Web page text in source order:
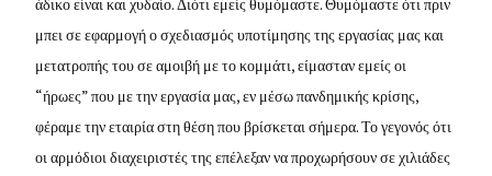
μπει σε εφαρμογή ο σχεδιασμός υποτίμησης της εργασίας μας και
μετατροπής του σε αμοιβή με το κομμάτι, είμασταν εμείς οι
“ήρωες” που με την εργασία μας, εν μέσω πανδημικής κρίσης,
φέραμε την εταιρία στη θέση που βρίσκεται σήμερα. Το γεγονός ότι
οι αρμόδιοι διαχειριστές της επέλεξαν να προχωρήσουν σε χιλιάδες